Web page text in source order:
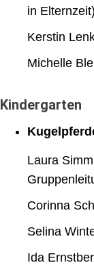
in Elternzeit)
Kerstin
Michelle
Kindergarten
Laura
Corinna
Selina
Ida